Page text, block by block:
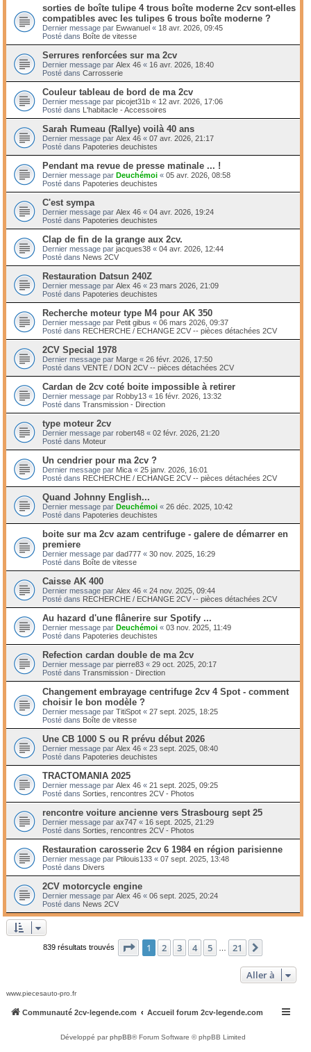
sorties de boîte tulipe 4 trous boîte moderne 2cv sont-elles
compatibles avec les tulipes 6 trous boîte moderne ?
Dernier message par Ewwanuel « 18 avr. 2026, 09:45
Posté dans Boîte de vitesse
Serrures renforcées sur ma 2cv
Dernier message par Alex 46 « 16 avr. 2026, 18:40
Posté dans Carrosserie
Couleur tableau de bord de ma 2cv
Dernier message par picojet31b « 12 avr. 2026, 17:06
Posté dans L'habitacle - Accessoires
Sarah Rumeau (Rallye) voilà 40 ans
Dernier message par Alex 46 « 07 avr. 2026, 21:17
Posté dans Papoteries deuchistes
Pendant ma revue de presse matinale ... !
Dernier message par Deuchémoi « 05 avr. 2026, 08:58
Posté dans Papoteries deuchistes
C'est sympa
Dernier message par Alex 46 « 04 avr. 2026, 19:24
Posté dans Papoteries deuchistes
Clap de fin de la grange aux 2cv.
Dernier message par jacques38 « 04 avr. 2026, 12:44
Posté dans News 2CV
Restauration Datsun 240Z
Dernier message par Alex 46 « 23 mars 2026, 21:09
Posté dans Papoteries deuchistes
Recherche moteur type M4 pour AK 350
Dernier message par Petit gibus « 06 mars 2026, 09:37
Posté dans RECHERCHE / ECHANGE 2CV -- pièces détachées 2CV
2CV Special 1978
Dernier message par Marge « 26 févr. 2026, 17:50
Posté dans VENTE / DON 2CV -- pièces détachées 2CV
Cardan de 2cv coté boite impossible à retirer
Dernier message par Robby13 « 16 févr. 2026, 13:32
Posté dans Transmission - Direction
type moteur 2cv
Dernier message par robert48 « 02 févr. 2026, 21:20
Posté dans Moteur
Un cendrier pour ma 2cv ?
Dernier message par Mica « 25 janv. 2026, 16:01
Posté dans RECHERCHE / ECHANGE 2CV -- pièces détachées 2CV
Quand Johnny English...
Dernier message par Deuchémoi « 26 déc. 2025, 10:42
Posté dans Papoteries deuchistes
boite sur ma 2cv azam centrifuge - galere de démarrer en
premiere
Dernier message par dad777 « 30 nov. 2025, 16:29
Posté dans Boîte de vitesse
Caisse AK 400
Dernier message par Alex 46 « 24 nov. 2025, 09:44
Posté dans RECHERCHE / ECHANGE 2CV -- pièces détachées 2CV
Au hazard d'une flânerire sur Spotify ...
Dernier message par Deuchémoi « 03 nov. 2025, 11:49
Posté dans Papoteries deuchistes
Refection cardan double de ma 2cv
Dernier message par pierre83 « 29 oct. 2025, 20:17
Posté dans Transmission - Direction
Changement embrayage centrifuge 2cv 4 Spot - comment
choisir le bon modèle ?
Dernier message par TitiSpot « 27 sept. 2025, 18:25
Posté dans Boîte de vitesse
Une CB 1000 S ou R prévu début 2026
Dernier message par Alex 46 « 23 sept. 2025, 08:40
Posté dans Papoteries deuchistes
TRACTOMANIA 2025
Dernier message par Alex 46 « 21 sept. 2025, 09:25
Posté dans Sorties, rencontres 2CV - Photos
rencontre voiture ancienne vers Strasbourg sept 25
Dernier message par ax747 « 16 sept. 2025, 21:29
Posté dans Sorties, rencontres 2CV - Photos
Restauration carosserie 2cv 6 1984 en région parisienne
Dernier message par Ptilouis133 « 07 sept. 2025, 13:48
Posté dans Divers
2CV motorcycle engine
Dernier message par Alex 46 « 06 sept. 2025, 20:24
Posté dans News 2CV
839 résultats trouvés Page 1sur21
1 2 3 4 5 21
Aller à
www.piecesauto-pro.fr
Communauté 2cv-legende.com Accueil forum 2cv-legende.com
Développé parphpBB® Forum Software © phpBB Limited